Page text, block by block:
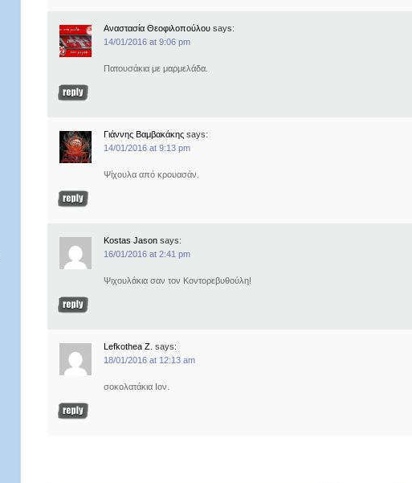
Αναστασία Θεοφιλοπούλου says:
14/01/2016 at 9:06 pm
Πατουσάκια με μαρμελάδα.
Γιάννης Βαμβακάκης says:
14/01/2016 at 9:13 pm
Ψίχουλα από κρουασάν.
Kostas Jason says:
16/01/2016 at 2:41 pm
Ψιχουλάκια σαν τον Κοντορεβυθούλη!
Lefkothea Z. says:
18/01/2016 at 12:13 am
σοκολατάκια Ιον.